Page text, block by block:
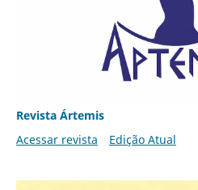
Revista Ártemis
Acessar revista
Edição Atual